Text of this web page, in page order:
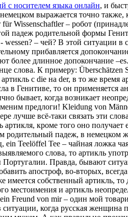
c носителем языка онлайн, и
выражается точно также,
Wissenschaftler – робот
падеж родительной формы
wessen? – чей? В этой ситуации в
прибавляется
более длинное допокончание
слова. К примеру: Überschätzen
с die на der, в то же время
в Генитиве, то он применяется
бывает, когда возникает
предлоги! Kleidung von
лучше всё-таки связать эти
кроме того оно получает
родительный падеж, в немецком
Teelöffel Tee – чайная ложка
слова, то артикль
Правда, бывают
апостроф, во-вторых,
собственный артикль, то
местоимения и артикль
Freund von mir – один мой
когда русская женщина